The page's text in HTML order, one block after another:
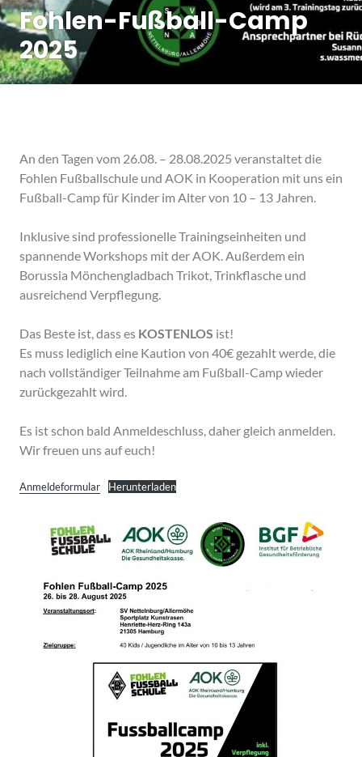
Fohlen-Fußball-Camp
2025
An den Tagen vom 26.08. – 28.08.2025 veranstaltet die
Fohlen Fußballschule und AOK in Kooperation mit uns ein
Fußball-Camp für Kinder im Alter von 10 – 13 Jahren.
Inklusive sind professionelle Trainingseinheiten und
spannende Workshops mit der AOK. Außerdem ein
Borussia Mönchengladbach Trikot, Trinkflasche und
ausreichend Verpflegung.
Das Beste ist, dass es KOSTENLOS ist!
Es muss lediglich eine Kaution von 40€ gezahlt werde, die
nach vollständiger Teilnahme am Fußball-Camp wieder
zurückgezahlt wird.
Es ist schon bald Anmeldeschluss, daher gleich anmelden.
Wir freuen uns auf euch!
Anmeldeformular Herunterladen